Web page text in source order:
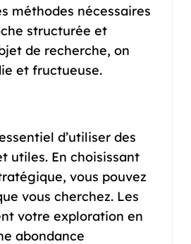
méthodes nécessaires
structurée et
de recherche, on
et fructueuse.
d’utiliser des
utiles. En choisissant
vous pouvez
vous cherchez. Les
votre exploration en
abondance